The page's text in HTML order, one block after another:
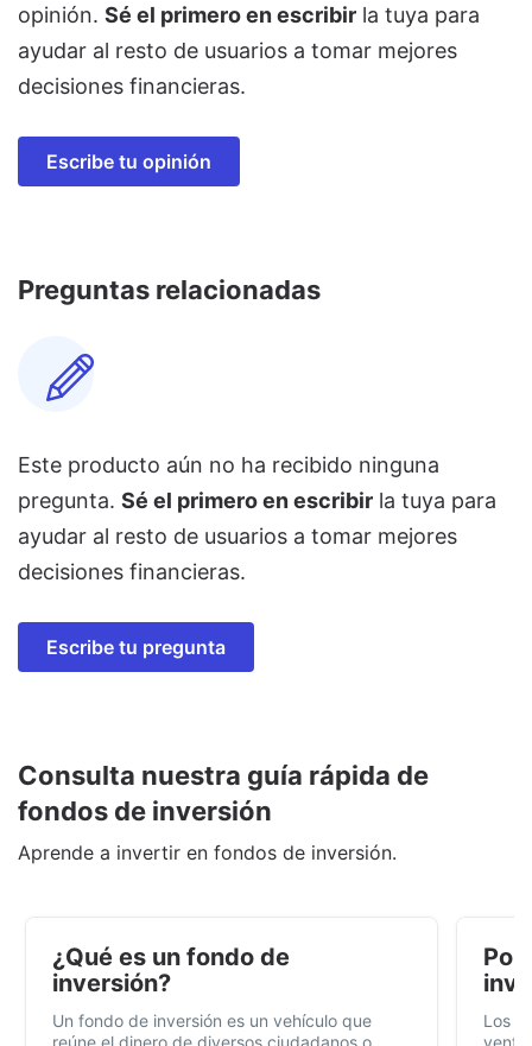
opinión. Sé el primero en escribir la tuya para
ayudar al resto de usuarios a tomar mejores
decisiones financieras.
Escribe tu opinión
Preguntas relacionadas
Este producto aún no ha recibido ninguna
pregunta. Sé el primero en escribir la tuya para
ayudar al resto de usuarios a tomar mejores
decisiones financieras.
Escribe tu pregunta
Consulta nuestra guía rápida de
fondos de inversión
Aprende a invertir en fondos de inversión.
¿Qué es un fondo de
inversión?
Un fondo de inversión es un vehículo que
reúne el dinero de diversos ciudadanos o
Por
Los